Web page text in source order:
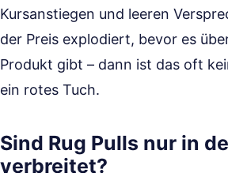
Kursanstiegen und leeren
der Preis explodiert, bevor es
Produkt gibt – dann ist das oft
ein rotes Tuch.
Sind Rug Pulls nur in
verbreitet?